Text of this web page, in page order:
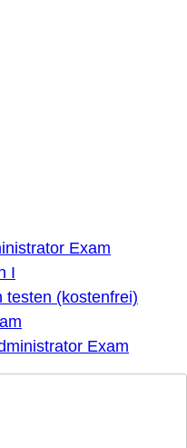
Exam
I
testen (kostenfrei)
Exam